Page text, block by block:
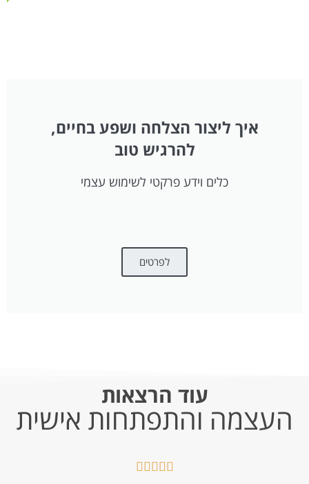
איך ליצור הצלחה ושפע בחיים,
להרגיש טוב
כלים וידע פרקטי לשימוש עצמי
לפרטים
עוד הרצאות
העצמה והתפתחות אישית




